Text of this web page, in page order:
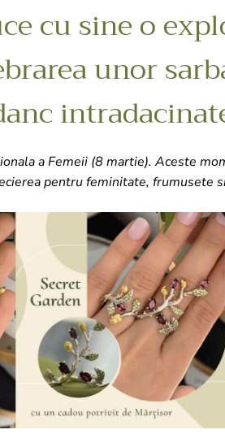
cu sine o
unor
a Femeii (8 martie). Aceste
pentru feminitate, frumusete